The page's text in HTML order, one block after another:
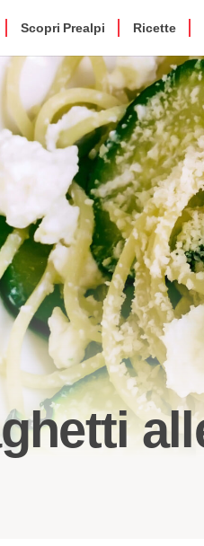
Scopri Prealpi Ricette